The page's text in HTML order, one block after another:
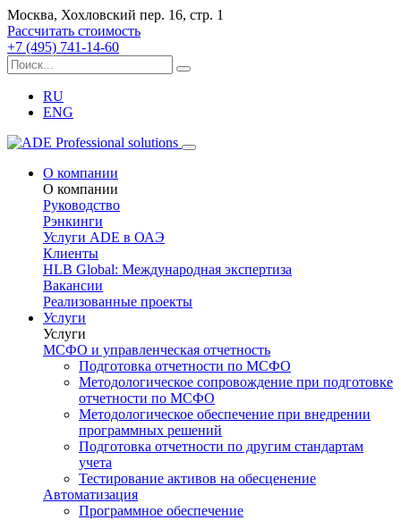
Москва, Хохловский пер. 16, стр. 1
Рассчитать стоимость
+7 (495) 741-14-60
RU
ENG
О компании
О компании
Руководство
Рэнкинги
Услуги ADE в ОАЭ
Клиенты
HLB Global: Международная экспертиза
Вакансии
Реализованные проекты
Услуги
Услуги
МСФО и управленческая отчетность
Подготовка отчетности по МСФО
Методологическое сопровождение при подготовке
отчетности по МСФО
Методологическое обеспечение при внедрении
программных решений
Подготовка отчетности по другим стандартам
учета
Тестирование активов на обесценение
Автоматизация
Программное обеспечение